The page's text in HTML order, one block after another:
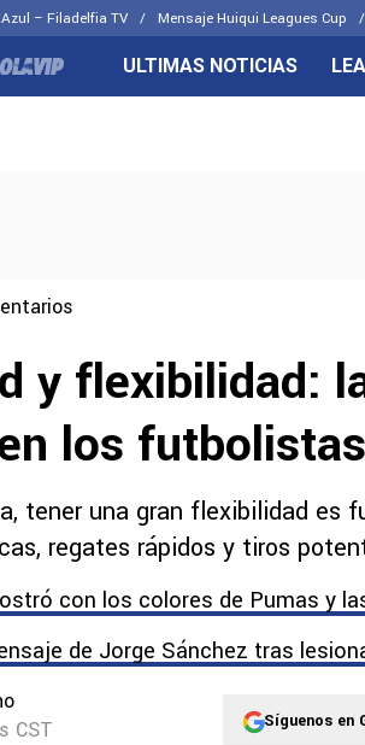
– Filadelfia TV Mensaje Huiqui Leagues Cup
ULTIMAS NOTICIAS
y flexibilidad:
los futbolistas
tener una gran flexibilidad es
regates rápidos y tiros
con los colores de Pumas y
de Jorge Sánchez tras
CST
Síguenos en